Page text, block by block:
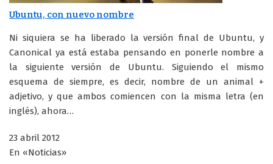
Ubuntu, con nuevo nombre
Ni siquiera se ha liberado la versión final de Ubuntu, y
Canonical ya está estaba pensando en ponerle nombre a
la siguiente versión de Ubuntu. Siguiendo el mismo
esquema de siempre, es decir, nombre de un animal +
adjetivo, y que ambos comiencen con la misma letra (en
inglés), ahora…
23 abril 2012
En «Noticias»